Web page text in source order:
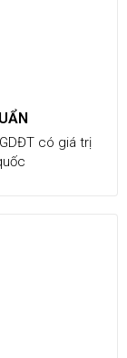
có giá trị